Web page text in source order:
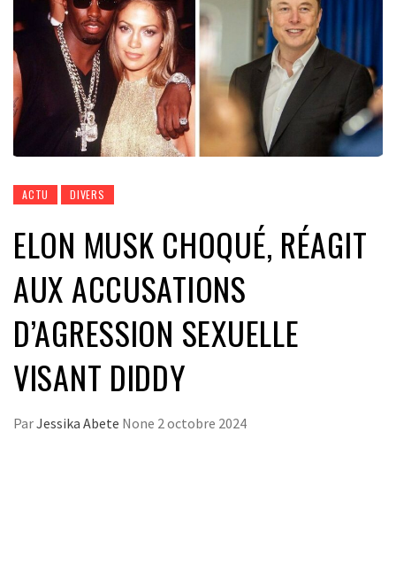
ACTU DIVERS
ELON MUSK CHOQUÉ, RÉAGIT
AUX ACCUSATIONS
D’AGRESSION SEXUELLE
VISANT DIDDY
ParJessika Abete None 2 octobre 2024